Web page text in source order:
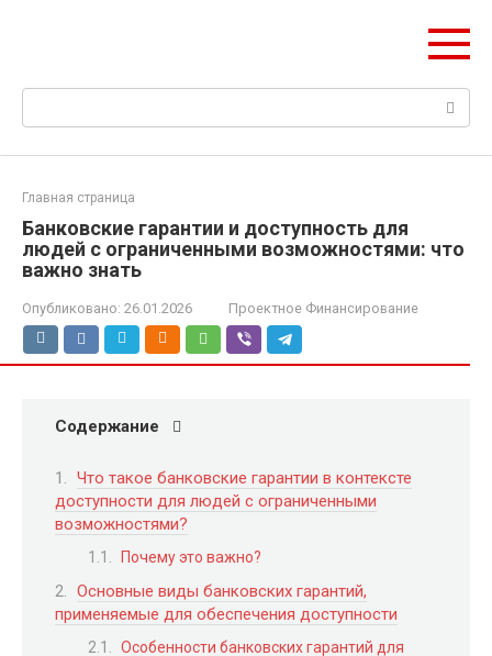
Поиск:
Главная страница
Банковские гарантии и доступность для
людей с ограниченными возможностями: что
важно знать
Опубликовано: 26.01.2026 Проектное Финансирование
Содержание
Что такое банковские гарантии в контексте
доступности для людей с ограниченными
возможностями?
Почему это важно?
Основные виды банковских гарантий,
применяемые для обеспечения доступности
Особенности банковских гарантий для